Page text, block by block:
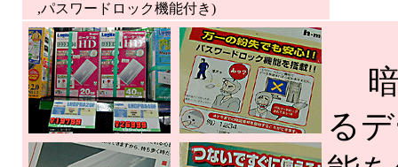
,パスワードロック機能付き)
暗
る